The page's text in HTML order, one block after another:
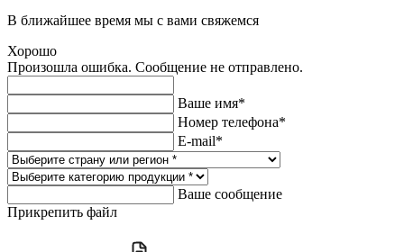
В ближайшее время мы с вами свяжемся
Хорошо
Произошла ошибка. Сообщение не отправлено.
Ваше имя*
Номер телефона*
E-mail*
Ваше сообщение
Прикрепить файл